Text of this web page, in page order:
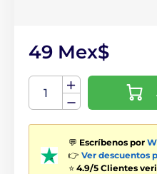
49 Mex$
💬 Escríbenos por
👉 Ver descuentos
⭐ 4.9/5 Clientes